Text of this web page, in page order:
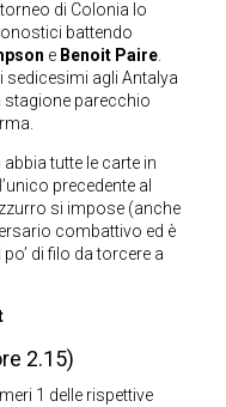
di Colonia lo
battendo
e Benoit Paire.
sedicesimi agli Antalya
stagione parecchio
tutte le carte in
precedente al
si impose (anche
combattivo ed è
di filo da torcere a
2.15)
1 delle rispettive